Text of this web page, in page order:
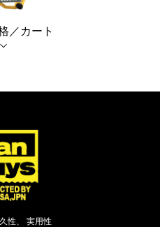
／傘ケース
チ
ケース
商品一覧
ド生産可能＞
／カート
性、 実用性